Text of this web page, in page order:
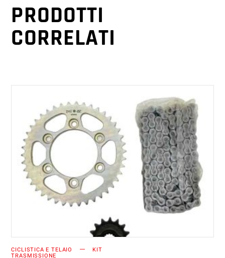
PRODOTTI
CORRELATI
AGGIUNGI AL CARRELLO
CICLISTICA E TELAIO KIT
TRASMISSIONE